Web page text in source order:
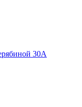
30А